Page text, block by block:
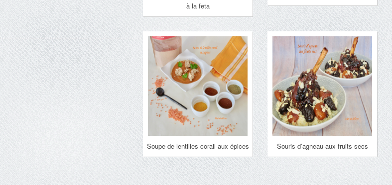
à la feta
Soupe de lentilles corail aux épices Souris d’agneau aux fruits secs